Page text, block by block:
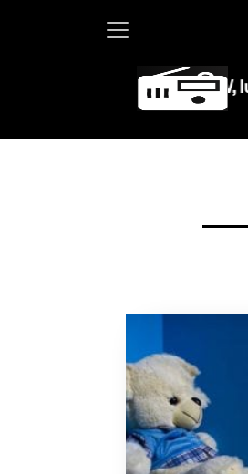
Martha Debayle en W,